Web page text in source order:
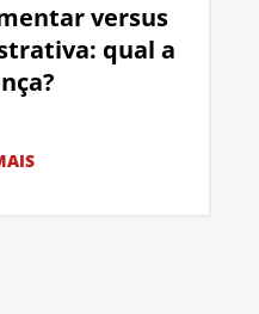
versus
qual a